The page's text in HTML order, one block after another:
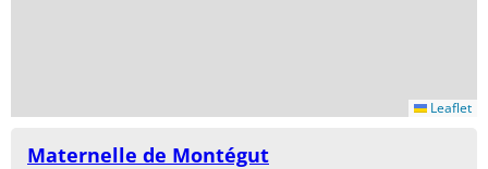
Leaflet
Maternelle de Montégut